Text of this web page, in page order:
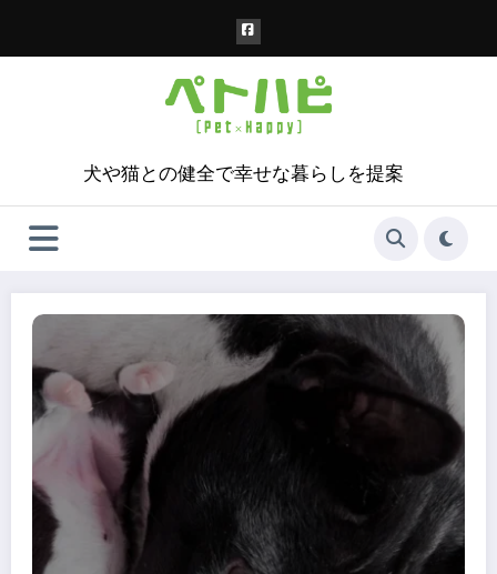
犬や猫との健全で幸せな暮らしを提案